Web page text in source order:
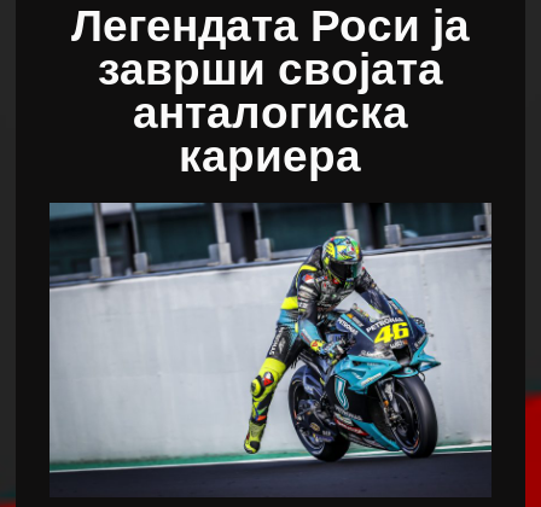
Легендата Роси ја
заврши својата
анталогиска
кариера